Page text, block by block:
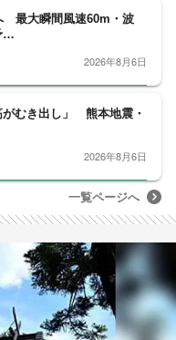
最大瞬間風速60m・波
…
2026年8月6日
がむき出し」 熊本地震・
2026年8月6日
一覧ページへ